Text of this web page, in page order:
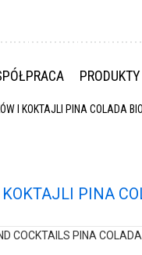
PRODUKTY
I KOKTAJLI PINA COLADA
KOKTAJLI PINA
COCKTAILS PINA